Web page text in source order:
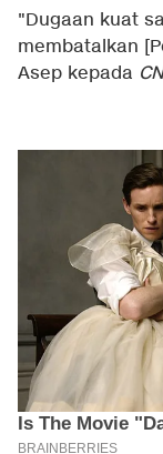
"Dugaan kuat
membatalkan
Asep kepada